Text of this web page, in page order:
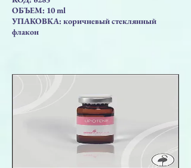
ОБЪЕМ: 10 ml
УПАКОВКА: коричневый стеклянный
флакон